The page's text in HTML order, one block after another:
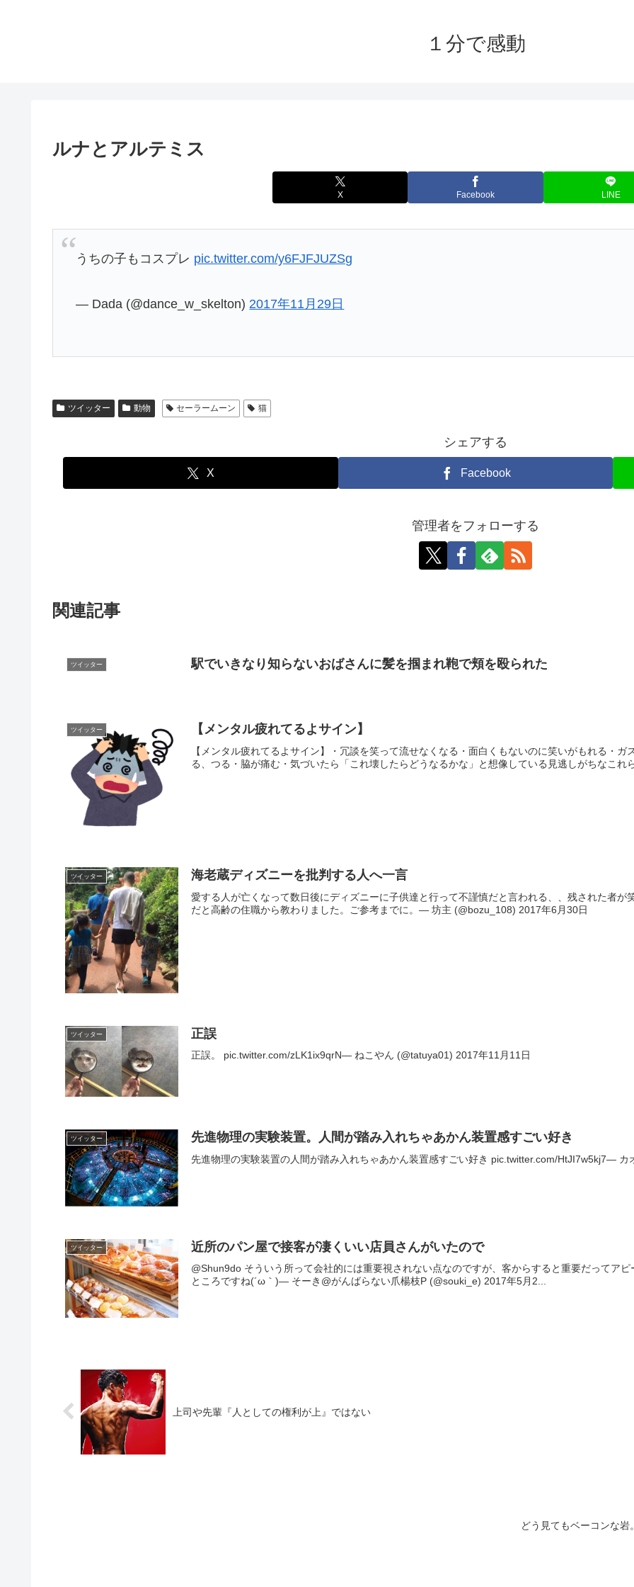
１分で感動
ルナとアルテミス
X Facebook LINE
うちの子もコスプレ pic.twitter.com/y6FJFJUZSg
— Dada (@dance_w_skelton) 2017年11月29日
ツイッター 動物 セーラームーン 猫
シェアする
X Facebook
管理者をフォローする
関連記事
ツイッター 駅でいきなり知らないおばさんに髪を掴まれ鞄で頬を殴られた
ツイッター 【メンタル疲れてるよサイン】
【メンタル疲れてるよサイン】・冗談を笑って流せなくなる・面白くもないのに笑いがもれる・
る、つる・脇が痛む・気づいたら「これ壊したらどうなるかな」と想像している見逃しがちなこれ
ツイッター 海老蔵ディズニーを批判する人へ一言
愛する人が亡くなって数日後にディズニーに子供達と行って不謹慎だと言われる、、残された者
だと高齢の住職から教わりました。ご参考までに。— 坊主 (@bozu_108) 2017年6月30日
ツイッター 正誤
正誤。 pic.twitter.com/zLK1ix9qrN— ねこやん (@tatuya01) 2017年11月11日
ツイッター 先進物理の実験装置。人間が踏み入れちゃあかん装置感すごい好き
先進物理の実験装置の人間が踏み入れちゃあかん装置感すごい好き pic.twitter.com/HtJI7w5kj7—
ツイッター 近所のパン屋で接客が凄くいい店員さんがいたので
@Shun9do そういう所って会社的には重要視されない点なのですが、客からすると重要だってア
ところですね(´ω｀)— そーき@がんばらない爪楊枝P (@souki_e) 2017年5月2...
上司や先輩『人としての権利が上』ではない
どう見てもベーコンな